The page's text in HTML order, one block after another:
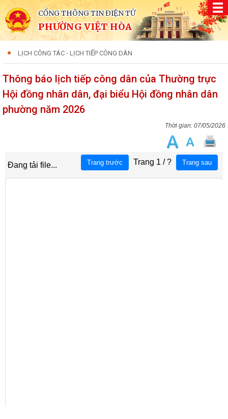
CỔNG THÔNG TIN ĐIỆN TỬ
PHƯỜNG VIỆT HÒA
LỊCH CÔNG TÁC - LỊCH TIẾP CÔNG DÂN
Thông báo lịch tiếp công dân của Thường trực
Hội đồng nhân dân, đại biểu Hội đồng nhân dân
phường năm 2026
07/05/2026